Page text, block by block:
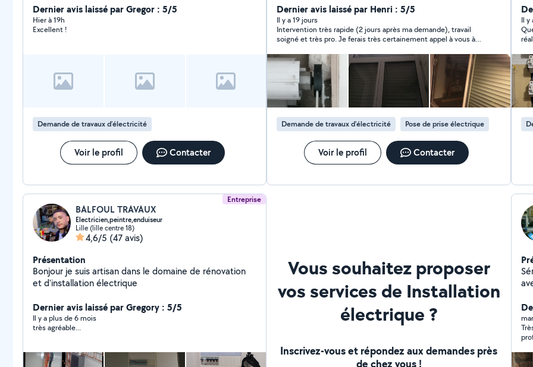
de la fibre optique. Je propose mes services pour
différents types de travaux : installation, bricolage,
petits dépannages, montage, réparations, pose et aide
nécessaire pour réaliser les travaux dans de bonnes
conditions. Je travaille proprement, je respecte les
qualité. Disponible rapidement, n'hésitez pas à me
contacter pour discuter de vos besoins.
Dernier avis laissé par Gregor : 5/5
Hier à 19h
Excellent !
Demande de travaux d’électricité
Voir le profil Contacter
et de travaux à domicile. **Domaines d'intervention :**
/*Volets roulants, portes de garage, rideaux métalliques
: dépannage, motorisation, modernisation,
remplacement à neuf, diagnostic gratuit sur place.
**Travaux & rénovations :** Électricité, plomberie ;
placoplâtre, enduit, peinture, carrelage, faïence ;
parquet, papier peint, finitions diverses ;
conception/fabrication sur mesure de meubles et
aménagements intérieurs. **Autres services :**
Réparation informatique, électrique, électronique,
électroménager ; travaux de jardinage et extérieur ;
aide au déménagement et petits travaux divers.
**Comment ça se passe ?** Déplacement et
diagnostic gratuits. Présentation d'un devis clair et
pièces nécessaires. Travail soigné à prix raisonnable,
Dernier avis laissé par Henri : 5/5
Il y a 19 jours
Intervention très rapide (2 jours après ma demande), travail
soigné et très pro. Je ferais très certainement appel à vous à
demandeurs de services : n'hésitez pas, vous pouvez y aller les
yeux fermés. H.
Demande de travaux d’électricité Pose de prise électrique
Voir le profil Contacter
électriques
!
Il y
de
les
et
Entreprise
BALFOUL TRAVAUX
Electricien,peintre,enduiseur
Lille (lille centre 18)
4,6/5 (47 avis)
Présentation
Bonjour je suis artisan dans le domaine de rénovation
et d'installation électrique
Dernier avis laissé par Gregory : 5/5
Il y a plus de 6 mois
très agréable...
Vous souhaitez proposer
vos services de Installation
électrique ?
Inscrivez-vous et répondez aux demandes près
de chez vous !